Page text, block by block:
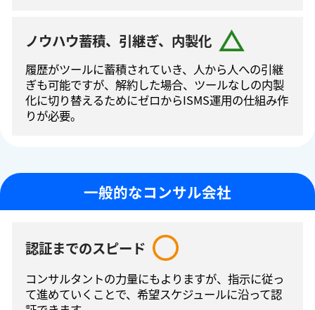
ノウハウ蓄積、引継ぎ、内製化
履歴がツールに蓄積されていき、人から人への引継
ぎも可能ですが、解約した場合、ツールなしの内製
化に切り替えるためにゼロからISMS運⽤の仕組み作
りが必要。
一般的なコンサル会社
認証までのスピード
コンサルタントの⼒量にもよりますが、指⽰に従っ
て進めていくことで、希望スケジュールに沿って認